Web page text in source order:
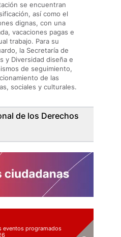
se encuentran
así como el
dignas, con una
vacaciones pagas e
trabajo. Para su
la Secretaría de
y Diversidad diseña e
de seguimiento,
de las
sociales y culturales.
de los Derechos
eventos programados